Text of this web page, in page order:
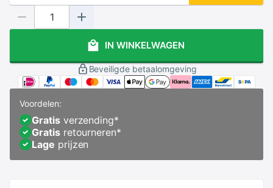
IN WINKELWAGEN
Beveiligde betaalomgeving
Voordelen:
Gratisverzending*
Gratisretourneren*
Lage prijzen